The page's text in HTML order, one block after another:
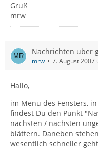
Gruß
mrw
Nachrichten über
mrw 7. August 2007
Hallo,
im Menü des Fensters,
findest Du den Punkt
nächsten / nächsten
blättern. Daneben
wesentlich schneller geht